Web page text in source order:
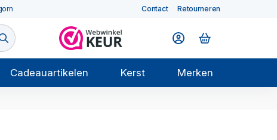
Contact Retourneren
Cadeauartikelen Kerst Merken